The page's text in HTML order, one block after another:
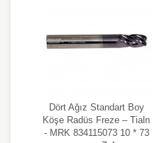
Dört Ağız Standart Boy
Köşe Radüs Freze – Tialn
- MRK 834115073 10 * 73